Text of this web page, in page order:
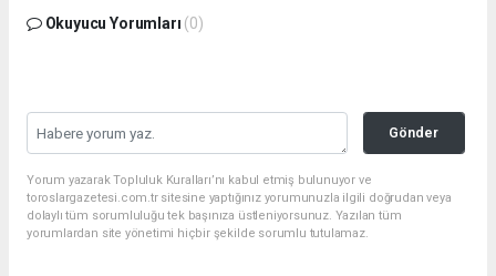
Okuyucu Yorumları (0)
Gönder
Yorum yazarak Topluluk Kuralları’nı kabul etmiş bulunuyor ve
toroslargazetesi.com.tr sitesine yaptığınız yorumunuzla ilgili doğrudan veya
dolaylı tüm sorumluluğu tek başınıza üstleniyorsunuz. Yazılan tüm
yorumlardan site yönetimi hiçbir şekilde sorumlu tutulamaz.